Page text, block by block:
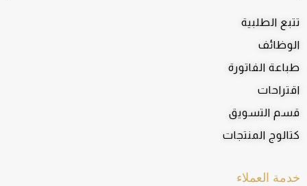
خدمة العملاء
تتبع الطلبية
الوظائف
طباعة الفاتورة
اقتراحات
قسم التسويق
كتالوج المنتجات